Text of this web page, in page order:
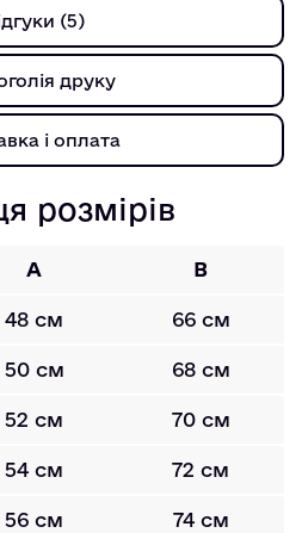
(5)
друку
і оплата
розмірів
A B
48 см 66 см
50 см 68 см
52 см 70 см
54 см 72 см
56 см 74 см